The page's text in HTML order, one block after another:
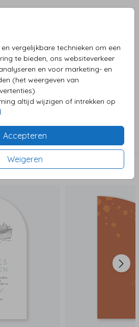
vergelijkbare technieken om een
te bieden, ons websiteverkeer
en voor marketing- en
(het weergeven van
altijd wijzigen of intrekken op
.
Accepteren
Weigeren
beertje en hartjes in goudfolie,
een feest!
kaart